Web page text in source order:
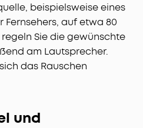
beispielsweise eines
Fernsehers, auf etwa 80
regeln Sie die gewünschte
am Lautsprecher.
das Rauschen
und